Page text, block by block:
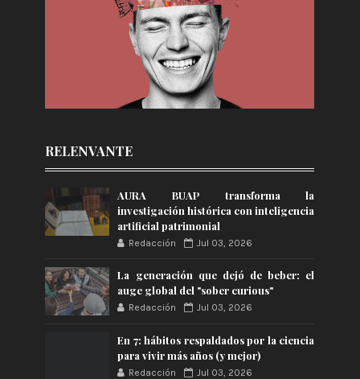
RELENVANTE
AURA BUAP transforma la
investigación histórica con inteligencia
artificial patrimonial
Redacción Jul 03, 2026
La generación que dejó de beber: el
auge global del "sober curious"
Redacción Jul 03, 2026
En 7: hábitos respaldados por la ciencia
para vivir más años (y mejor)
Redacción Jul 03, 2026